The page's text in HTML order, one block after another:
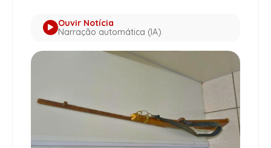
Ouvir Notícia
Narração automática (IA)